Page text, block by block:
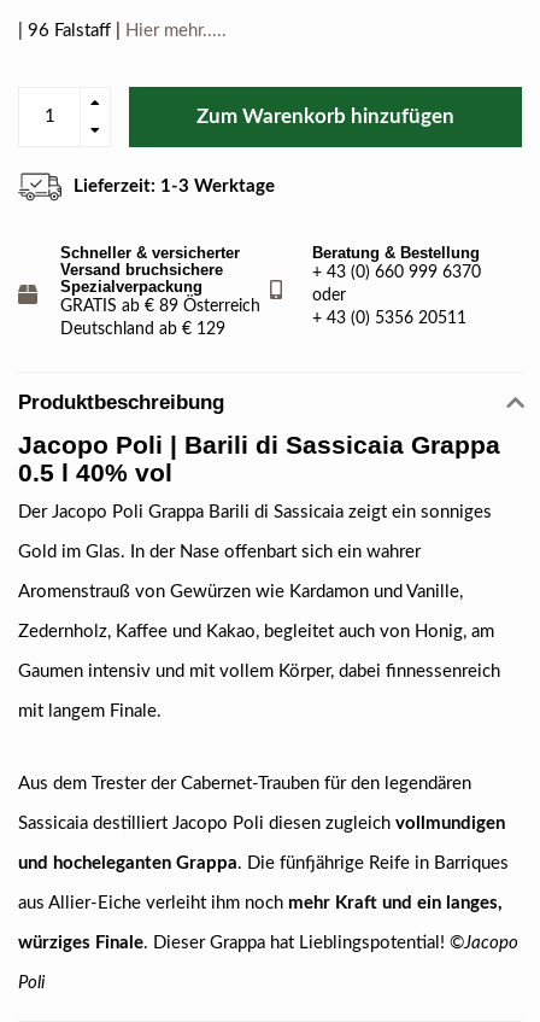
| 96 Falstaff | Hier mehr.....
Zum Warenkorb hinzufügen
Lieferzeit: 1-3 Werktage
Schneller & versicherter
Versand bruchsichere
Spezialverpackung
GRATIS ab € 89 Österreich
Deutschland ab € 129
Beratung & Bestellung
+ 43 (0) 660 999 6370
oder
+ 43 (0) 5356 20511
Produktbeschreibung
Jacopo Poli | Barili di Sassicaia Grappa
0.5 l 40% vol
Der Jacopo Poli Grappa Barili di Sassicaia zeigt ein sonniges
Gold im Glas. In der Nase offenbart sich ein wahrer
Aromenstrauß von Gewürzen wie Kardamon und Vanille,
Zedernholz, Kaffee und Kakao, begleitet auch von Honig, am
Gaumen intensiv und mit vollem Körper, dabei finnessenreich
mit langem Finale.
Aus dem Trester der Cabernet-Trauben für den legendären
Sassicaia destilliert Jacopo Poli diesen zugleich vollmundigen
und hocheleganten Grappa. Die fünfjährige Reife in Barriques
aus Allier-Eiche verleiht ihm noch mehr Kraft und ein langes,
würziges Finale. Dieser Grappa hat Lieblingspotential! ©Jacopo
Poli